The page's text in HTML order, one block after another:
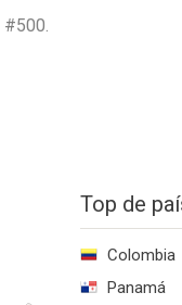
#500.
Top de
Colombia
Panamá